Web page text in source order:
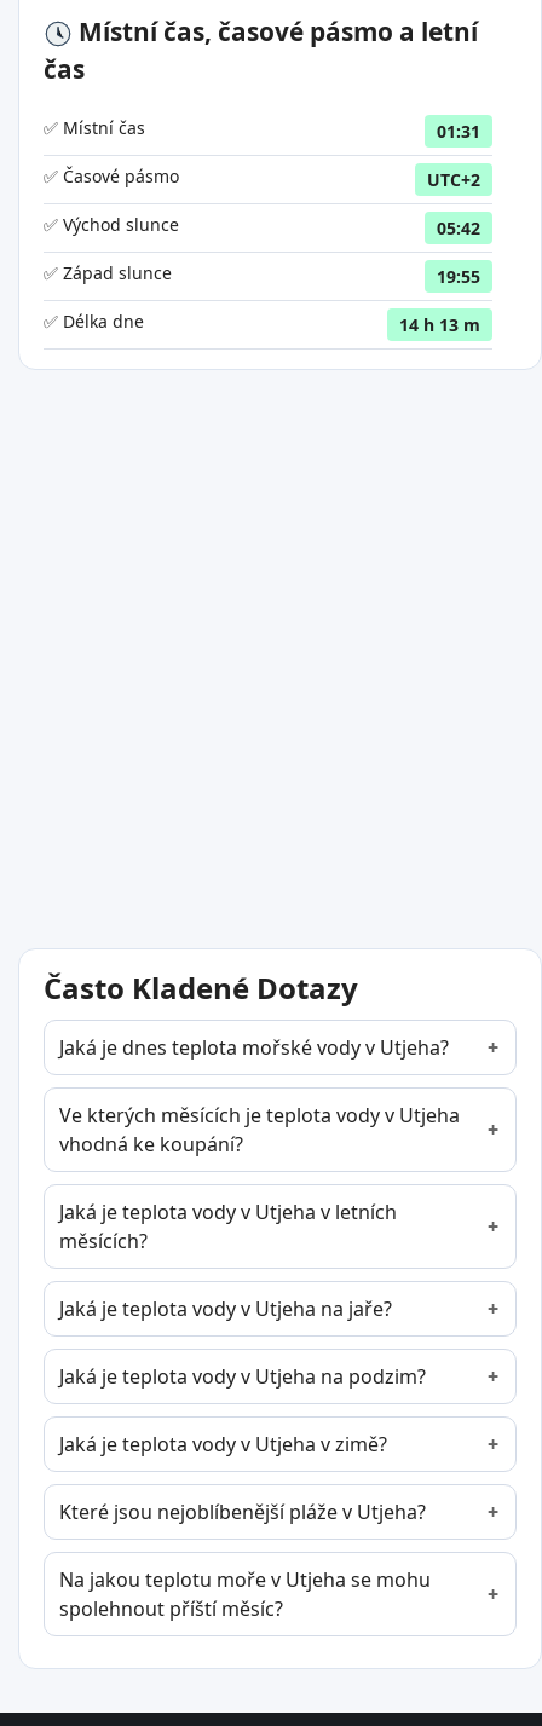
Místní čas, časové pásmo a letní
čas
✅ Místní čas
01:31
✅ Časové pásmo
UTC+2
✅ Východ slunce
05:42
✅ Západ slunce
19:55
✅ Délka dne
14 h 13 m
Často Kladené Dotazy
Jaká je dnes teplota mořské vody v Utjeha?
Ve kterých měsících je teplota vody v Utjeha
vhodná ke koupání?
Jaká je teplota vody v Utjeha v letních
měsících?
Jaká je teplota vody v Utjeha na jaře?
Jaká je teplota vody v Utjeha na podzim?
Jaká je teplota vody v Utjeha v zimě?
Které jsou nejoblíbenější pláže v Utjeha?
Na jakou teplotu moře v Utjeha se mohu
spolehnout příští měsíc?